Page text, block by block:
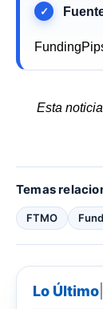
Esta
Temas
FTMO
Lo Último